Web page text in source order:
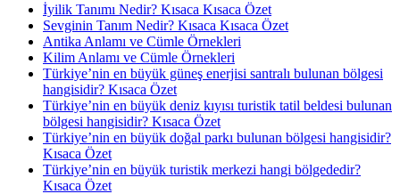
İyilik Tanımı Nedir? Kısaca Kısaca Özet
Sevginin Tanım Nedir? Kısaca Kısaca Özet
Antika Anlamı ve Cümle Örnekleri
Kilim Anlamı ve Cümle Örnekleri
Türkiye’nin en büyük güneş enerjisi santralı bulunan bölgesi
hangisidir? Kısaca Özet
Türkiye’nin en büyük deniz kıyısı turistik tatil beldesi bulunan
bölgesi hangisidir? Kısaca Özet
Türkiye’nin en büyük doğal parkı bulunan bölgesi hangisidir?
Kısaca Özet
Türkiye’nin en büyük turistik merkezi hangi bölgededir?
Kısaca Özet